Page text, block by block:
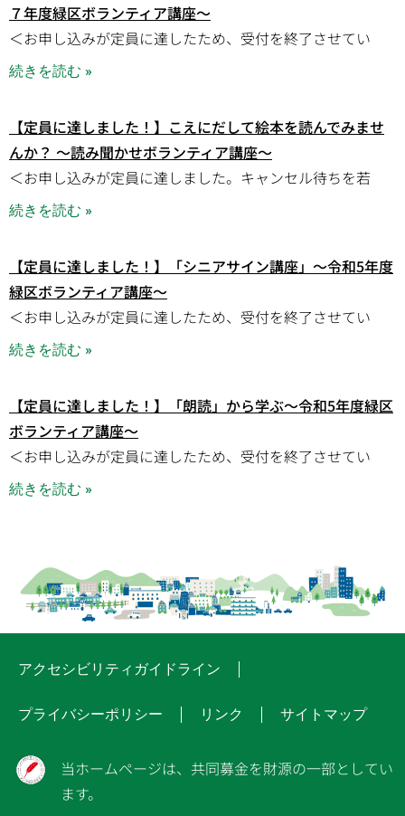
７年度緑区ボランティア講座～
＜お申し込みが定員に達したため、受付を終了させてい
続きを読む »
【定員に達しました！】こえにだして絵本を読んでみませ
んか？ ～読み聞かせボランティア講座～
＜お申し込みが定員に達しました。キャンセル待ちを若
続きを読む »
【定員に達しました！】「シニアサイン講座」～令和5年度
緑区ボランティア講座～
＜お申し込みが定員に達したため、受付を終了させてい
続きを読む »
【定員に達しました！】「朗読」から学ぶ～令和5年度緑区
ボランティア講座～
＜お申し込みが定員に達したため、受付を終了させてい
続きを読む »
アクセシビリティガイドライン
プライバシーポリシー リンク サイトマップ
当ホームページは、共同募金を財源の一部としてい
ます。